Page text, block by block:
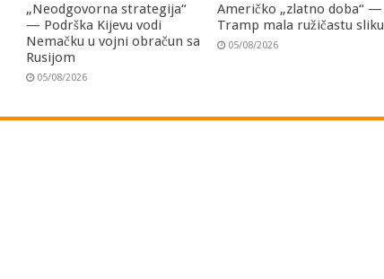
„Neodgovorna strategija“
— Podrška Kijevu vodi
Nemačku u vojni obračun sa
Rusijom
05/08/2026
Američko „zlatno doba“ —
Tramp mala ružičastu sliku
05/08/2026